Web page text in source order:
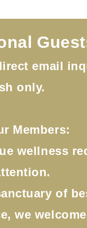
email
only.
Members:
wellness
of
we